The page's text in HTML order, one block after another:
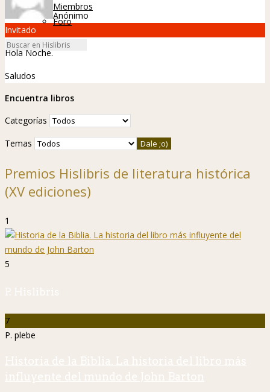
Miembros
Foro
Anónimo
Invitado
Hola Noche.
Saludos
Encuentra libros
Categorías
Temas
Premios Hislibris de literatura histórica
(XV ediciones)
1
5
P. Hislibris
7
P. plebe
Historia de la Biblia. La historia del libro más
influyente del mundo de John Barton